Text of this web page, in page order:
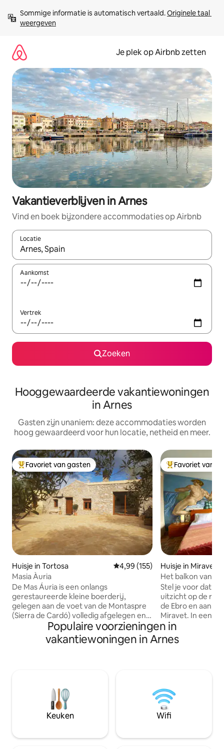
direct
naar
Sommige informatie is automatisch vertaald. Originele taal
weergeven
Je plek op Airbnb zetten
Vakantieverblijven in Arnes
Vind en boek bijzondere accommodaties op Airbnb
Locatie
Wanneer er resultaten beschikbaar zijn, maak je een keuze
Aankomst
Vertrek
Zoeken
Hooggewaardeerde vakantiewoningen
in Arnes
Gasten zijn unaniem: deze accommodaties worden
hoog gewaardeerd voor hun locatie, netheid en meer.
Topfavoriet van gasten
Favoriet van gasten
Huisje in Tortosa Gemiddelde beoordeling van
4,99 (155)
Masia Àuria
De Mas Áuria is een onlangs
gerestaureerde kleine boerderij,
gelegen aan de voet van de Montaspre
(Sierra de Cardó) volledig afgelegen en
met uitstekende panorama 's van het
havenmassief en de Ebre-delta. Het is
een idyllische plek om te ontspannen en
boerderij met een prachtige rustieke
inrichting en ruimtes die zijn ontworpen
om je op je gemak te voelen en te
ontspannen van onvergetelijke dagen.
Topfavoriet van
Favoriet van
Huisje in Miravet
Het balkon van
Stel je voor dat je
uitzicht op de
de Ebro en aan
Miravet. In een
sereniteit heerst. Wij zijn Aurelio en
Joaquim, en we
genieten van
de bomen naast
zwembad. Geniet van het landschap,
een uitnodiging
beoefening van
Populaire voorzieningen in
vakantiewoningen in Arnes
Keuken Wifi